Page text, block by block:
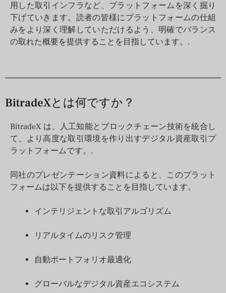
用した取引インフラなど、プラットフォームを深く掘り
下げていきます。読者の皆様にプラットフォームの仕組
みをより深く理解していただけるよう、明確でバランス
の取れた概要を提供することを目指しています。.
BitradeXとは何ですか？
BitradeX は、人工知能とブロックチェーン技術を統合し
て、より高度な取引環境を作り出すデジタル資産取引プ
ラットフォームです。.
同社のプレゼンテーション資料によると、このプラット
フォームは以下を提供することを目指しています。
インテリジェントな取引アルゴリズム
リアルタイムのリスク管理
自動ポートフォリオ最適化
グローバルなデジタル資産エコシステム